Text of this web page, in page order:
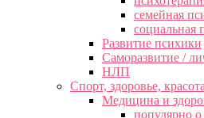
семейная
социальная
Развитие психики
Саморазвитие /
НЛП
Спорт, здоровье, красота
Медицина и
популярно